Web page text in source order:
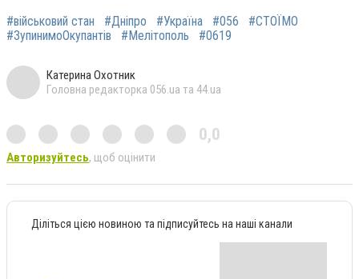
#військовий стан #Дніпро #Україна #056
#СТОЇМО
#ЗупинимоОкупантів
#Мелітополь #0619
Катерина Охотник
Головна редакторка 056.ua та 44.ua
0,0
Авторизуйтесь, щоб оцінити
Діліться цією новиною та підписуйтесь на наші канали